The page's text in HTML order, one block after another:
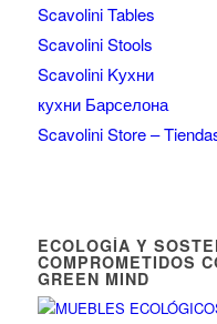
Scavolini Tables
Scavolini Stools
Scavolini Kухни
кухни Барселона
Scavolini Store –
ECOLOGÍA Y
COMPROMETIDOS
GREEN MIND